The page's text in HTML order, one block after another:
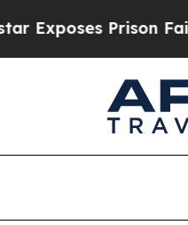
Failures, Shows us